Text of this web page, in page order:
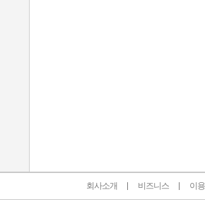
회사소개 비즈니스 이